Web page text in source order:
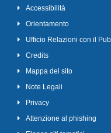
Accessibilità
Orientamento
Ufficio Relazioni con il
Credits
Mappa del sito
Note Legali
Privacy
Attenzione al phishing